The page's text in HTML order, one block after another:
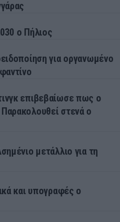
ο Πήλιος
για οργανωμένο
επιβεβαίωσε πως ο
στενά ο
μετάλλιο για τη
και υπογραφές ο